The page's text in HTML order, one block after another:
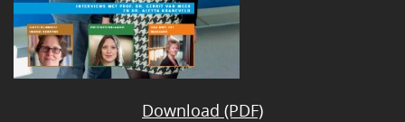
Download (PDF)